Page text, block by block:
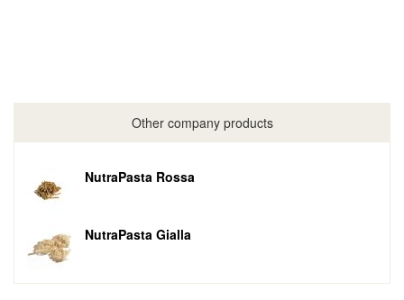
Other company products
NutraPasta Rossa
NutraPasta Gialla